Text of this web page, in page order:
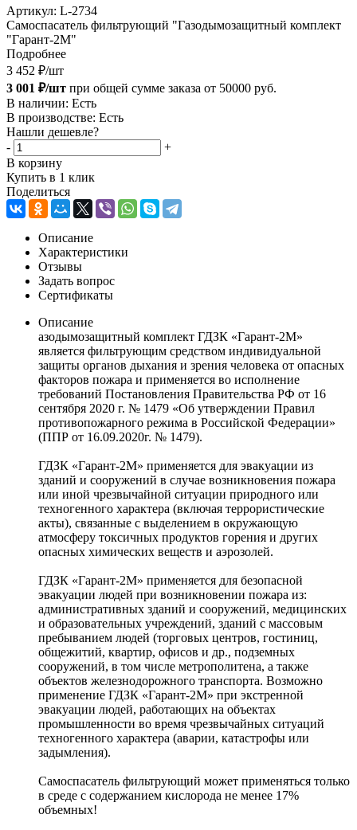
Артикул: L-2734
Самоспасатель фильтрующий "Газодымозащитный комплект
"Гарант-2М"
Подробнее
3 452 ₽/шт
3 001 ₽/шт при общей сумме заказа от 50000 руб.
В наличии: Eсть
В производстве: Есть
Нашли дешевле?
-
+
В корзину
Купить в 1 клик
Поделиться
Описание
Характеристики
Отзывы
Задать вопрос
Сертификаты
Описание
азодымозащитный комплект ГДЗК «Гарант-2М»
является фильтрующим средством индивидуальной
защиты органов дыхания и зрения человека от опасных
факторов пожара и применяется во исполнение
требований Постановления Правительства РФ от 16
сентября 2020 г. № 1479 «Об утверждении Правил
противопожарного режима в Российской Федерации»
(ППР от 16.09.2020г. № 1479).
ГДЗК «Гарант-2М» применяется для эвакуации из
зданий и сооружений в случае возникновения пожара
или иной чрезвычайной ситуации природного или
техногенного характера (включая террористические
акты), связанные с выделением в окружающую
атмосферу токсичных продуктов горения и других
опасных химических веществ и аэрозолей.
ГДЗК «Гарант-2М» применяется для безопасной
эвакуации людей при возникновении пожара из:
административных зданий и сооружений, медицинских
и образовательных учреждений, зданий с массовым
пребыванием людей (торговых центров, гостиниц,
общежитий, квартир, офисов и др., подземных
сооружений, в том числе метрополитена, а также
объектов железнодорожного транспорта. Возможно
применение ГДЗК «Гарант-2М» при экстренной
эвакуации людей, работающих на объектах
промышленности во время чрезвычайных ситуаций
техногенного характера (аварии, катастрофы или
задымления).
Самоспасатель фильтрующий может применяться только
в среде с содержанием кислорода не менее 17%
объемных!